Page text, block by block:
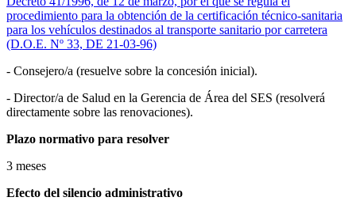
procedimiento para la obtención de la certificación técnico-sanitaria
para los vehículos destinados al transporte sanitario por carretera
(D.O.E. Nº 33, DE 21-03-96)
- Consejero/a (resuelve sobre la concesión inicial).
- Director/a de Salud en la Gerencia de Área del SES (resolverá
directamente sobre las renovaciones).
Plazo normativo para resolver
3 meses
Efecto del silencio administrativo